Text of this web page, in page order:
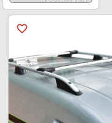
favorite_border